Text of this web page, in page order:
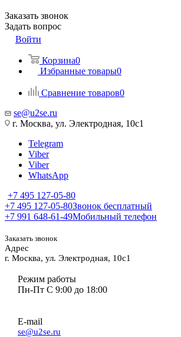
Заказать звонок
Задать вопрос
Войти
Корзина0
Избранные товары0
Сравнение товаров0
se@u2se.ru
г. Москва, ул. Электродная, 10с1
Telegram
Viber
Viber
WhatsApp
+7 495 127-05-80
+7 495 127-05-80Звонок бесплатный
+7 991 648-61-49Мобильный телефон
Заказать звонок
Адрес
г. Москва, ул. Электродная, 10с1
Режим работы
Пн-Пт С 9:00 до 18:00
E-mail
se@u2se.ru